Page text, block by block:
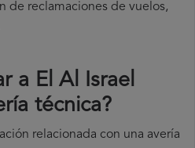
de reclamaciones de vuelos,
a El Al Israel
técnica?
relacionada con una avería